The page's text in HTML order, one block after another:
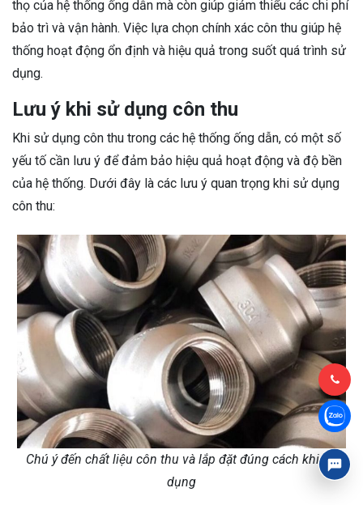
thọ của hệ thống ống dẫn mà còn giúp giảm thiểu các chi phí
bảo trì và vận hành. Việc lựa chọn chính xác côn thu giúp hệ
thống hoạt động ổn định và hiệu quả trong suốt quá trình sử
dụng.
Lưu ý khi sử dụng côn thu
Khi sử dụng côn thu trong các hệ thống ống dẫn, có một số
yếu tố cần lưu ý để đảm bảo hiệu quả hoạt động và độ bền
của hệ thống. Dưới đây là các lưu ý quan trọng khi sử dụng
côn thu:
Chú ý đến chất liệu côn thu và lắp đặt đúng cách khi sử
dụng